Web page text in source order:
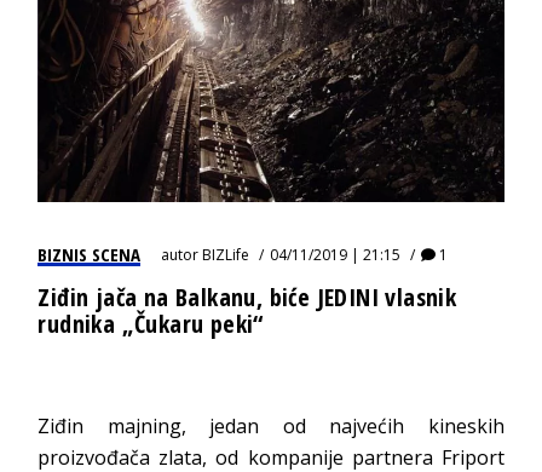
BIZNIS SCENA autorBIZLife 04/11/2019 | 21:15 1
Ziđin jača na Balkanu, biće JEDINI vlasnik
rudnika „Čukaru peki“
Ziđin majning, jedan od najvećih kineskih
proizvođača zlata, od kompanije partnera Friport